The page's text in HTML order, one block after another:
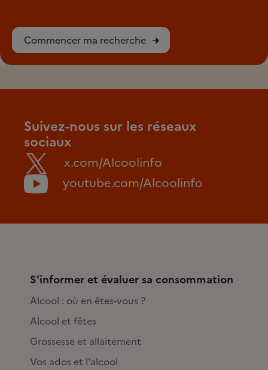
Commencer ma recherche
Suivez-nous sur les réseaux
sociaux
x.com/Alcoolinfo
youtube.com/Alcoolinfo
S'informer et évaluer sa consommation
Alcool : où en êtes-vous ?
Alcool et fêtes
Grossesse et allaitement
Vos ados et l'alcool